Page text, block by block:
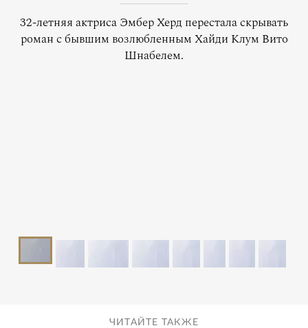
32-летняя актриса Эмбер Херд перестала скрывать
роман с бывшим возлюбленным Хайди Клум Вито
Шнабелем.
ЧИТАЙТЕ ТАКЖЕ